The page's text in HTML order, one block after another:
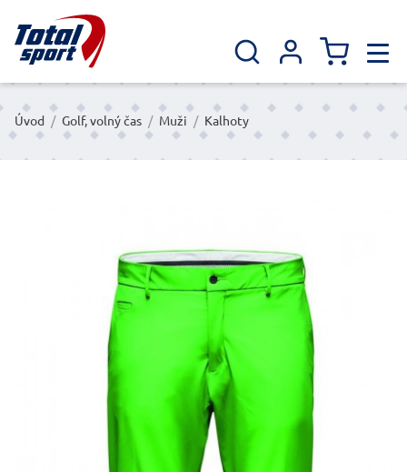
Úvod / Golf, volný čas / Muži / Kalhoty